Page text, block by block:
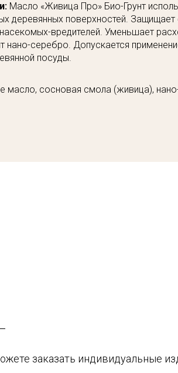
Масло «Живица Про» Био-Грунт
деревянных поверхностей. Защищает
насекомых-вредителей. Уменьшает
нано-серебро. Допускается
посуды.
масло, сосновая смола (живица),
заказать индивидуальные